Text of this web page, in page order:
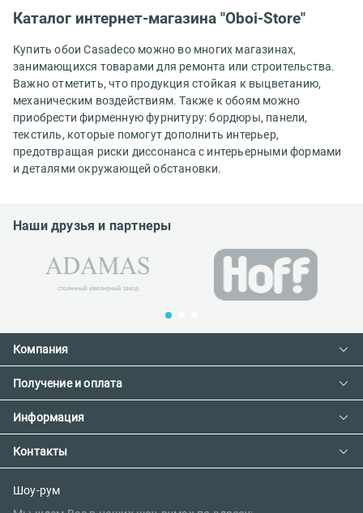
Каталог интернет-магазина "Oboi-Store"
Купить обои Casadeco можно во многих магазинах,
занимающихся товарами для ремонта или строительства.
Важно отметить, что продукция стойкая к выцветанию,
механическим воздействиям. Также к обоям можно
приобрести фирменную фурнитуру: бордюры, панели,
текстиль, которые помогут дополнить интерьер,
предотвращая риски диссонанса с интерьерными формами
и деталями окружающей обстановки.
Наши друзья и партнеры
Компания
Контакты
О компании
Сотрудничество
Получение и оплата
Доставка и оплата
Предзаказ товара с фабрики
Информация
Как сделать заказ
Политика конфиденциальности
Контакты
E-mail:
Шоу-рум